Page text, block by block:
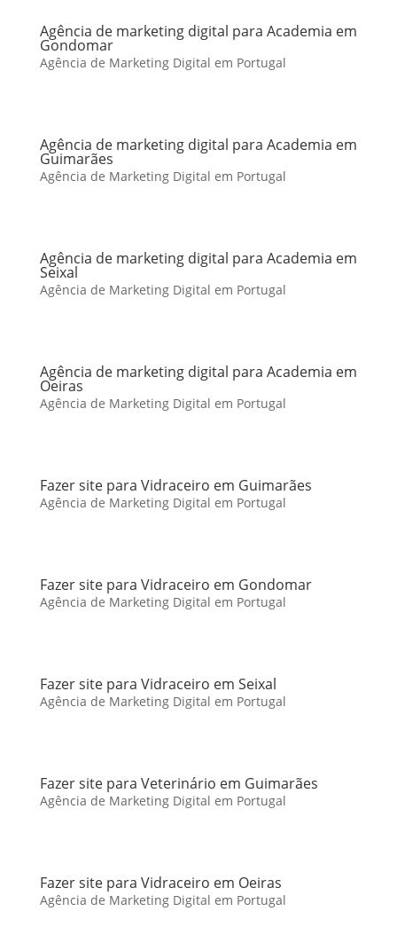
Agência de marketing digital para Academia em
Gondomar
Agência de Marketing Digital em Portugal
Agência de marketing digital para Academia em
Guimarães
Agência de Marketing Digital em Portugal
Agência de marketing digital para Academia em
Seixal
Agência de Marketing Digital em Portugal
Agência de marketing digital para Academia em
Oeiras
Agência de Marketing Digital em Portugal
Fazer site para Vidraceiro em Guimarães
Agência de Marketing Digital em Portugal
Fazer site para Vidraceiro em Gondomar
Agência de Marketing Digital em Portugal
Fazer site para Vidraceiro em Seixal
Agência de Marketing Digital em Portugal
Fazer site para Veterinário em Guimarães
Agência de Marketing Digital em Portugal
Fazer site para Vidraceiro em Oeiras
Agência de Marketing Digital em Portugal